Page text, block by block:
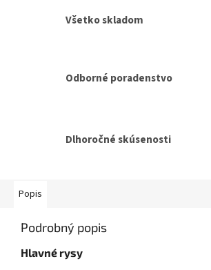
Všetko skladom
Odborné poradenstvo
Dlhoročné skúsenosti
Popis
Podrobný popis
Hlavné rysy